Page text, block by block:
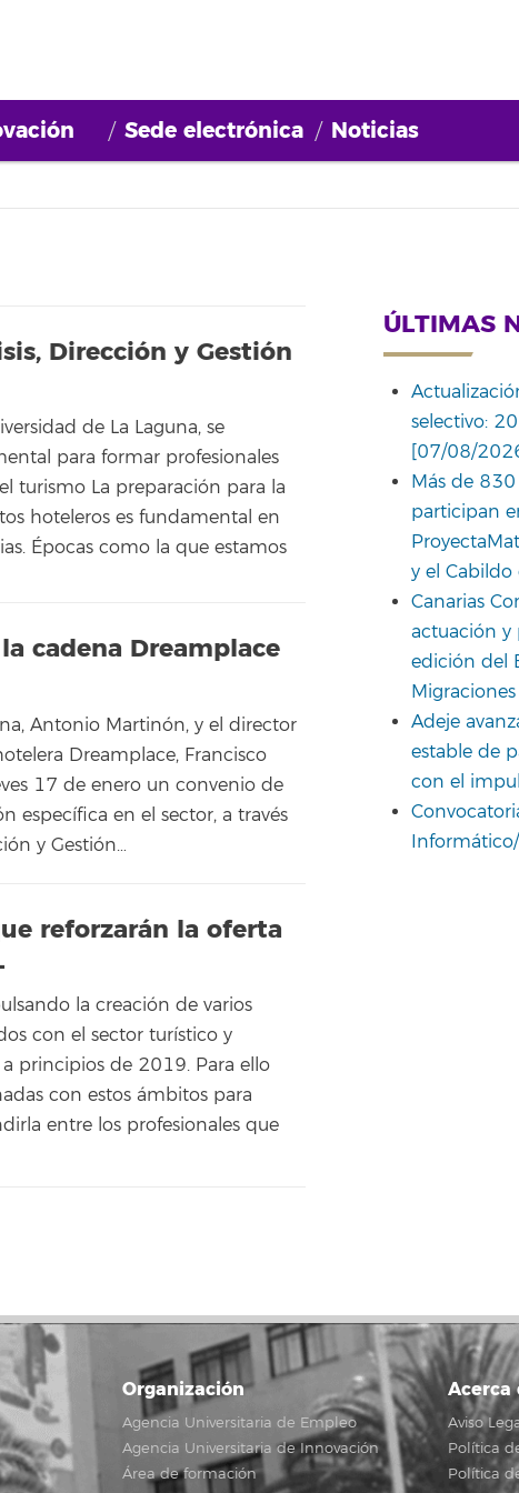
Sede electrónica Noticias
Dirección y Gestión
de La Laguna, se
para formar profesionales
turismo La preparación para la
hoteleros es fundamental en
Épocas como la que estamos
cadena Dreamplace
Antonio Martinón, y el director
Dreamplace, Francisco
17 de enero un convenio de
específica en el sector, a través
y Gestión…
reforzarán la oferta
la creación de varios
con el sector turístico y
principios de 2019. Para ello
con estos ámbitos para
entre los profesionales que
ÚLTIMAS
selectivo:
[07/08/
Más de
participan
y el Cabildo
Canarias
actuación y
edición del
Migraciones
Adeje
estable de
con el
Organización
Agencia Universitaria de Empleo
Agencia Universitaria de Innovación
Área de formación
Acerca
Aviso
Política
Política